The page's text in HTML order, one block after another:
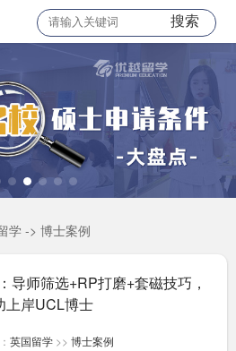
搜索
学-> 博士案例
导师筛选+RP打磨+套磁技巧，
上岸UCL博士
英国留学 >> 博士案例